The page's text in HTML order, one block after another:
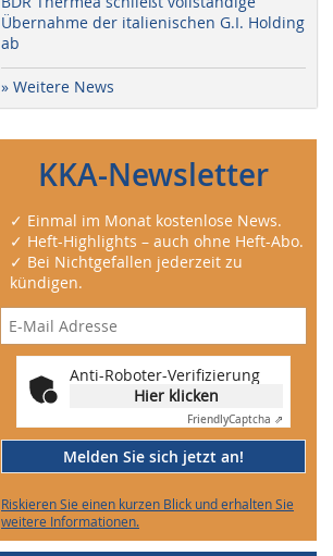
Übernahme der italienischen G.I. Holding
ab
» Weitere News
KKA-Newsletter
✓ Einmal im Monat kostenlose News.
✓ Heft-Highlights – auch ohne Heft-Abo.
✓ Bei Nichtgefallen jederzeit zu
kündigen.
Anti-Roboter-Verifizierung
Hier klicken
FriendlyCaptcha ⇗
Melden Sie sich jetzt an!
Riskieren Sie einen kurzen Blick und erhalten Sie
weitere Informationen.